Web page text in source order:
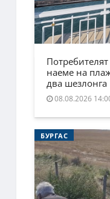
наеме на
два шезлонга
08.08.2026
БУРГАС